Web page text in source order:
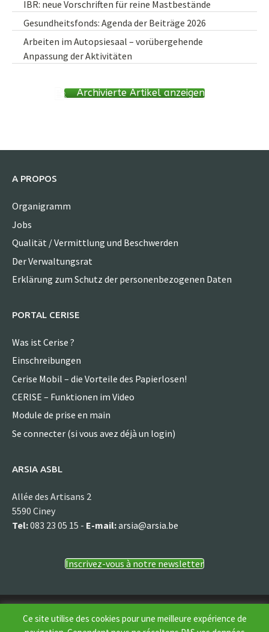
IBR: neue Vorschriften für reine Mastbestände
Gesundheitsfonds: Agenda der Beiträge 2026
Arbeiten im Autopsiesaal – vorübergehende
Anpassung der Aktivitäten
Archivierte Artikel anzeigen
A PROPOS
Organigramm
Jobs
Qualität / Vermittlung und Beschwerden
Der Verwaltungsrat
Erklärung zum Schutz der personenbezogenen Daten
PORTAL CERISE
Was ist Cerise ?
Einschreibungen
Cerise Mobil – die Vorteile des Papierlosen!
CERISE – Funktionen im Video
Module de prise en main
Se connecter (si vous avez déjà un login)
ARSIA ASBL
Allée des Artisans 2
5590 Ciney
Tel:083 23 05 15 - E-mail:arsia@arsia.be
Inscrivez-vous à notre newsletter
Ce site utilise des cookies pour une meilleure expérience de